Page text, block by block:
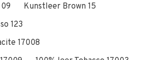
Kunstleer Brown 15
123
17008